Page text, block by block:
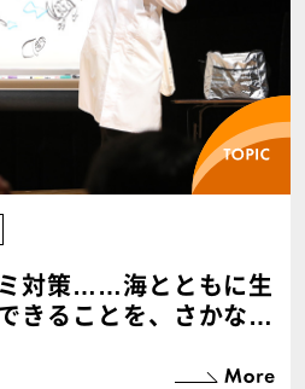
対策……海とともに生
きることを、さかなク